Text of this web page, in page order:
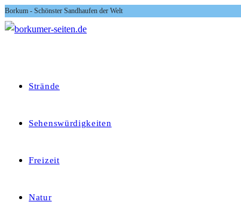
Zum
Inhalt
Borkum - Schönster Sandhaufen der Welt
Strände
Sehenswürdigkeiten
Freizeit
Natur